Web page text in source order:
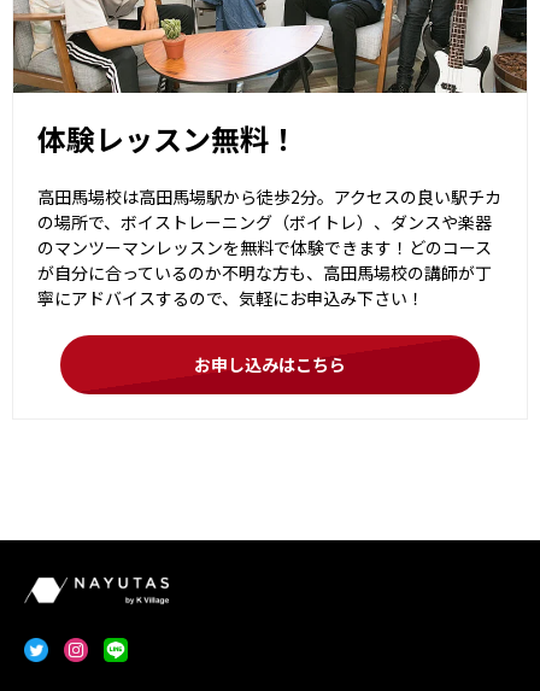
体験レッスン無料！
高田馬場校は高田馬場駅から徒歩2分。アクセスの良い駅チカ
の場所で、ボイストレーニング（ボイトレ）、ダンスや楽器
のマンツーマンレッスンを無料で体験できます！どのコース
が自分に合っているのか不明な方も、高田馬場校の講師が丁
寧にアドバイスするので、気軽にお申込み下さい！
お申し込みはこちら